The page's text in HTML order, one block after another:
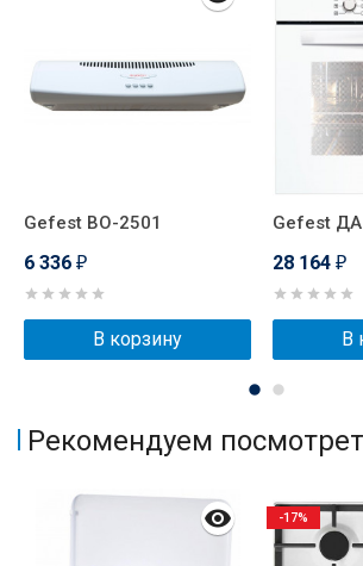
Gefest ВО-2501
6 336 ₽
В корзину
Gefest
28 164 ₽
В
Рекомендуем
-17%